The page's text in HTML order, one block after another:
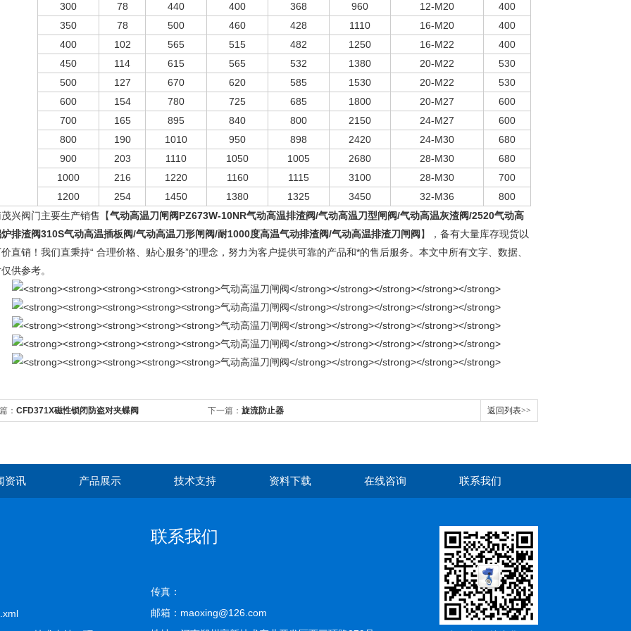
300
78 440 400 368 960 12-M20
400
350
78 500 460 428 1110 16-M20
400
400
102 565 515 482 1250 16-M22
400
450
114 615 565 532 1380 20-M22
530
500
127 670 620 585 1530 20-M22
530
600
154 780 725 685 1800 20-M27
600
700
165 895 840 800 2150 24-M27
600
800
190 1010 950 898 2420 24-M30
680
900
203 1110 1050 1005 2680 28-M30
680
1000
216 1220 1160 1115 3100 28-M30
700
1200
254 1450 1380 1325 3450 32-M36
800
兴阀门主要生产销售【气动高温刀闸阀PZ673W-10NR气动高温排渣阀/气动高温刀型闸阀/气动高温灰渣阀/2520气动高
排渣阀310S气动高温插板阀/气动高温刀形闸阀/耐1000度高温气动排渣阀/气动高温排渣刀闸阀 】，备有大量库存现货以
直销！我们直秉持“ 合理价格、贴心服务”的理念，努力为客户提供可靠的产品和*的售后服务。本文中所有文字、数据、
供参考。
： CFD371X磁性锁闭防盗对夹蝶阀 下一篇： 旋流防止器 返回列表>>
资讯 产品展示 技术支持 资料下载 在线咨询 联系我们
联系我们
传真：
邮箱：maoxing@126.com